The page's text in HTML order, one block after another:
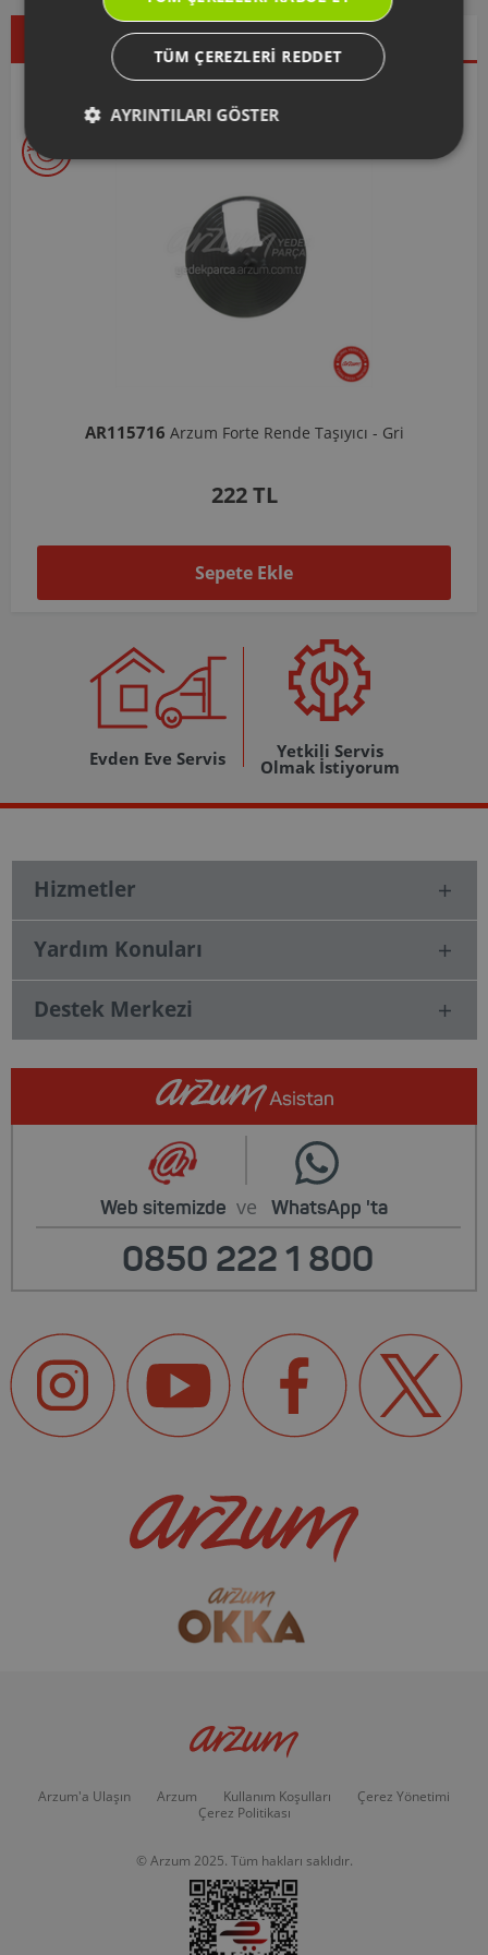
İndirimdekiler Yeni Ürünler
AR103206 Arzum Shake'N Take Doğrayıcı Hazne 570
Evden Eve Servis Yetkili Servis
Olmak İstiyorum
Hizmetler
Yardım Konuları
Destek Merkezi
Web sitemizde ve WhatsApp 'ta
0850 222 1 800
Arzum'a Ulaşın Arzum Kullanım Koşulları
Çerez Yönetimi
Çerez Politikası
© Arzum 2025. Tüm hakları saklıdır.
TÜM ÇEREZLERI REDDET
AYRINTILARI GÖSTER